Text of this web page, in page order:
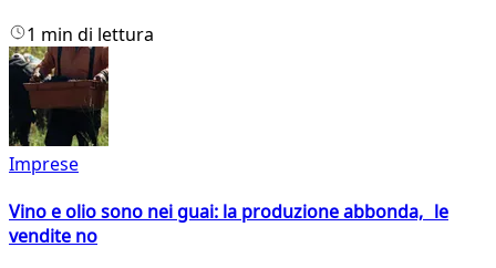
1 min di lettura
Imprese
Vino e olio sono nei guai: la produzione abbonda, le
vendite no